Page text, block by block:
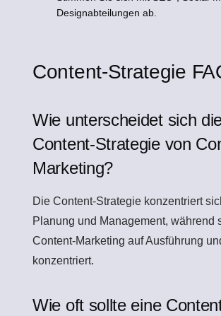
Designabteilungen ab.
Content-Strategie
Wie unterscheidet sich
Content-Strategie von
Marketing?
Die Content-Strategie konzentriert
Planung und Management, während
Content-Marketing auf Ausführung
konzentriert.
Wie oft sollte eine